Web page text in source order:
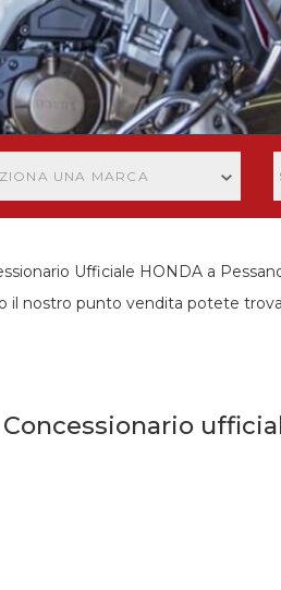
UNA MARCA
Ufficiale HONDA a
il nostro punto vendita potete
Concessionario